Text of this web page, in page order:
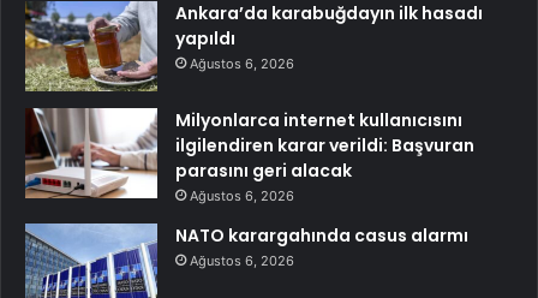
Ankara’da karabuğdayın ilk hasadı
yapıldı
Ağustos 6, 2026
Milyonlarca internet kullanıcısını
ilgilendiren karar verildi: Başvuran
parasını geri alacak
Ağustos 6, 2026
NATO karargahında casus alarmı
Ağustos 6, 2026